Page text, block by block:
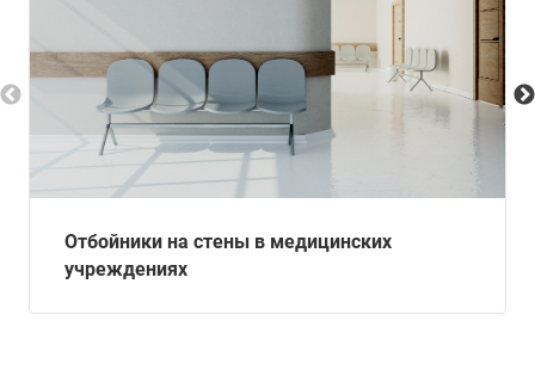
Отбойники на стены в медицинских
учреждениях